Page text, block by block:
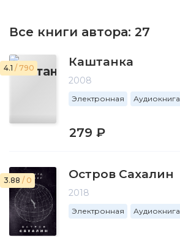
Все книги автора: 27
4.1 / 790 Каштанка
2008
Электронная Аудиокнига
279 ₽
3.88 / 0 Остров Сахалин
2018
Электронная Аудиокнига